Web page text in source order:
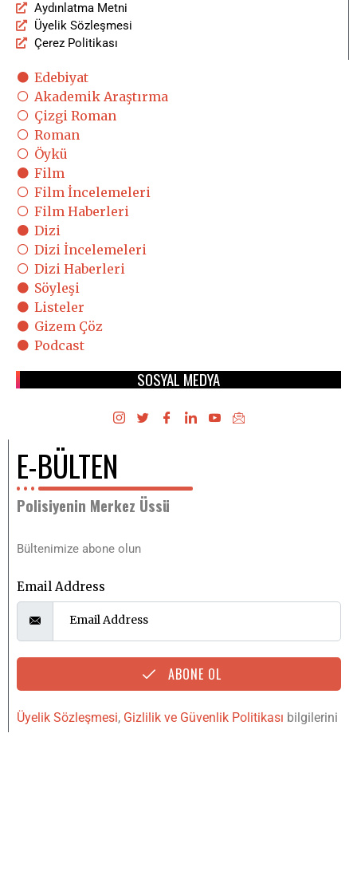
Aydınlatma Metni
Üyelik Sözleşmesi
Çerez Politikası
Edebiyat
Akademik Araştırma
Çizgi Roman
Roman
Öykü
Film
Film İncelemeleri
Film Haberleri
Dizi
Dizi İncelemeleri
Dizi Haberleri
Söyleşi
Listeler
Gizem Çöz
Podcast
SOSYAL MEDYA
E-BÜLTEN
Polisiyenin Merkez Üssü
Bültenimize abone olun
Email Address
ABONE OL
Üyelik Sözleşmesi, Gizlilik ve Güvenlik Politikası bilgilerini